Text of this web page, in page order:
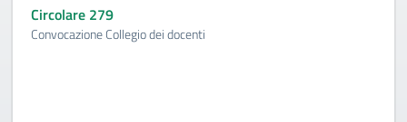
Circolare 279
Convocazione Collegio dei docenti